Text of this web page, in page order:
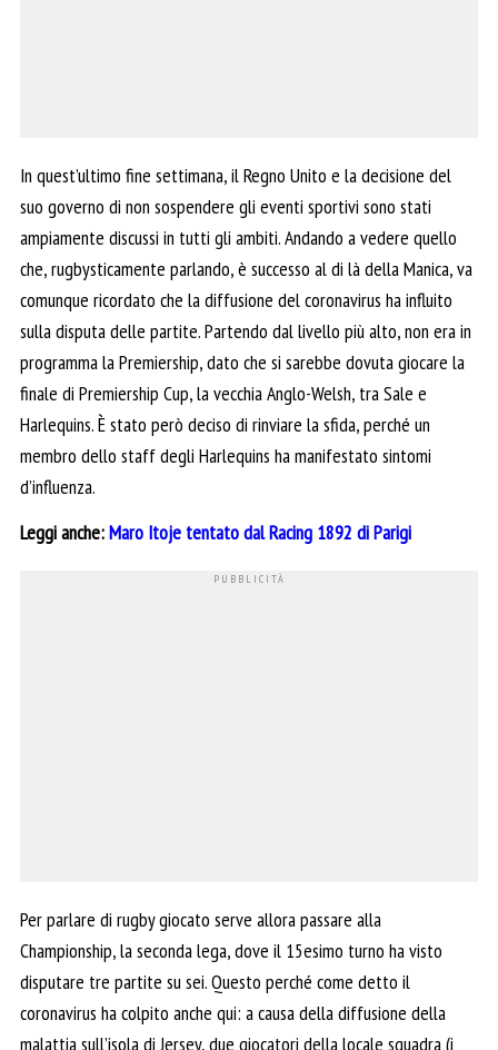
In quest’ultimo fine settimana, il Regno Unito e la decisione del
suo governo di non sospendere gli eventi sportivi sono stati
ampiamente discussi in tutti gli ambiti. Andando a vedere quello
che, rugbysticamente parlando, è successo al di là della Manica, va
comunque ricordato che la diffusione del coronavirus ha influito
sulla disputa delle partite. Partendo dal livello più alto, non era in
programma la Premiership, dato che si sarebbe dovuta giocare la
finale di Premiership Cup, la vecchia Anglo-Welsh, tra Sale e
Harlequins. È stato però deciso di rinviare la sfida, perché un
membro dello staff degli Harlequins ha manifestato sintomi
d’influenza.
Leggi anche:Maro Itoje tentato dal Racing 1892 di Parigi
Per parlare di rugby giocato serve allora passare alla
Championship, la seconda lega, dove il 15esimo turno ha visto
disputare tre partite su sei. Questo perché come detto il
coronavirus ha colpito anche qui: a causa della diffusione della
malattia sull’isola di Jersey, due giocatori della locale squadra (i